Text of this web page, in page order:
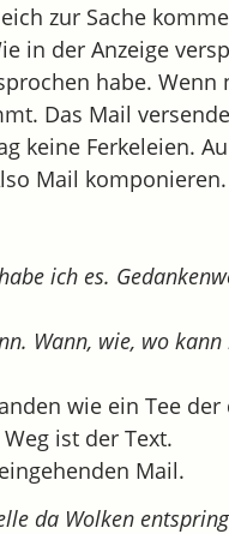
zur Sache
in der Anzeige
habe. Wenn
Das Mail
keine Ferkeleien.
Mail
ich es.
Wann, wie, wo
wie ein Tee der
ist der Text.
Mail.
da Wolken